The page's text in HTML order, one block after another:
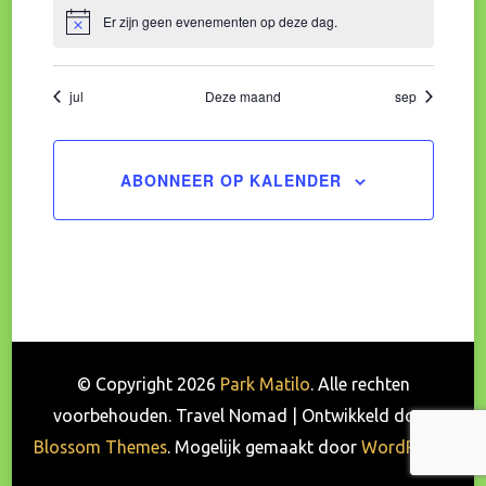
BerichtEr zijn geen evenementen op deze dag.
jul Deze maand sep
ABONNEER OP KALENDER
© Copyright 2026 Park Matilo. Alle rechten
voorbehouden. Travel Nomad | Ontwikkeld door
Blossom Themes. Mogelijk gemaakt door WordPress